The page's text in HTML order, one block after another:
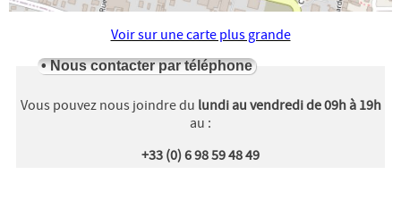
Voir sur une carte plus grande
•Nous contacter par téléphone
Vous pouvez nous joindre du lundi au vendredi de 09h à 19h
au :
+33 (0) 6 98 59 48 49